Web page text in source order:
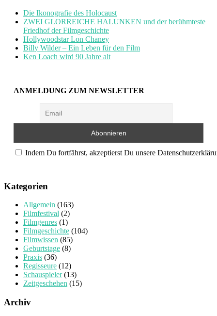
Die Ikonografie des Holocaust
ZWEI GLORREICHE HALUNKEN und der berühmteste
Friedhof der Filmgeschichte
Hollywoodstar Lon Chaney
Billy Wilder – Ein Leben für den Film
Ken Loach wird 90 Jahre alt
ANMELDUNG ZUM NEWSLETTER
Indem Du fortfährst, akzeptierst Du unsere
Kategorien
Allgemein (163)
Filmfestival (2)
Filmgenres (1)
Filmgeschichte (104)
Filmwissen (85)
Geburtstage (8)
Praxis (36)
Regisseure (12)
Schauspieler(13)
Zeitgeschehen (15)
Archiv